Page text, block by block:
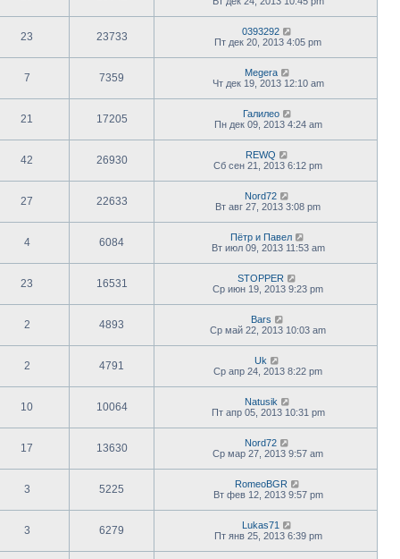
23 23733
0393292
Пт дек 20, 2013 4:05 pm
7 7359
Megera
Чт дек 19, 2013 12:10 am
21 17205
Галилео
Пн дек 09, 2013 4:24 am
42 26930
REWQ
Сб сен 21, 2013 6:12 pm
27 22633
Nord72
Вт авг 27, 2013 3:08 pm
4 6084
Пётр и Павел
Вт июл 09, 2013 11:53 am
23 16531
STOPPER
Ср июн 19, 2013 9:23 pm
2 4893
Bars
Ср май 22, 2013 10:03 am
2 4791
Uk
Ср апр 24, 2013 8:22 pm
10 10064
Natusik
Пт апр 05, 2013 10:31 pm
17 13630
Nord72
Ср мар 27, 2013 9:57 am
3 5225
RomeoBGR
Вт фев 12, 2013 9:57 pm
3 6279
Lukas71
Пт янв 25, 2013 6:39 pm